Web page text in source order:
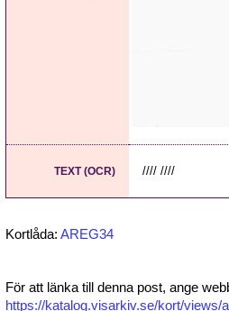
TEXT (OCR) //// ////
Kortlåda: AREG34
För att länka till denna post, ange
https://katalog.visarkiv.se/kort/views/